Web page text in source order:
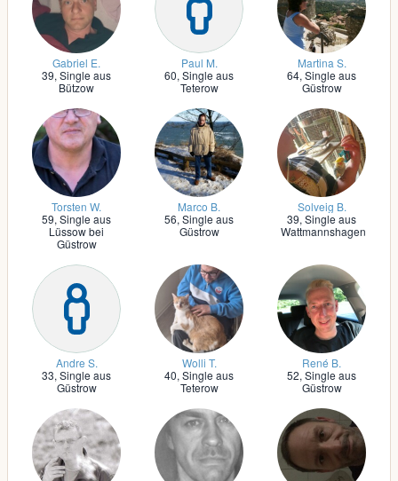
Gabriel E.
39, Single aus
Bützow
Paul M.
60, Single aus
Teterow
Martina S.
64, Single aus
Güstrow
Torsten W.
59, Single aus
Lüssow bei
Güstrow
Marco B.
56, Single aus
Güstrow
Solveig B.
39, Single aus
Wattmannshagen
Andre S.
33, Single aus
Güstrow
Wolli T.
40, Single aus
Teterow
René B.
52, Single aus
Güstrow